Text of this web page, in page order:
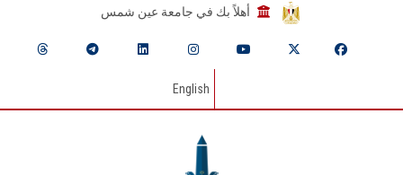
أهلاً بك في جامعة عين شمس
English